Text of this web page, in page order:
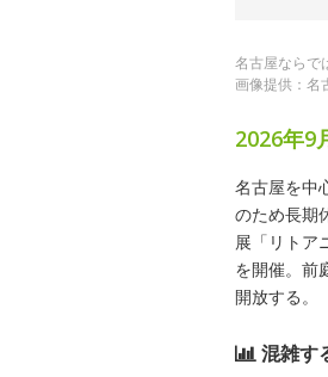
名古屋ならで
画像提供：名
2026年9
名古屋を中
のため長期
展「リトア
を開催。前
開放する。
混雑す